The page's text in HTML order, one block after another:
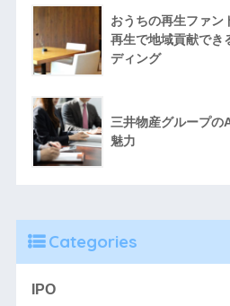
おうちの再生ファン
再生で地域貢献でき
ディング
三井物産グループの
魅力
Categories
IPO